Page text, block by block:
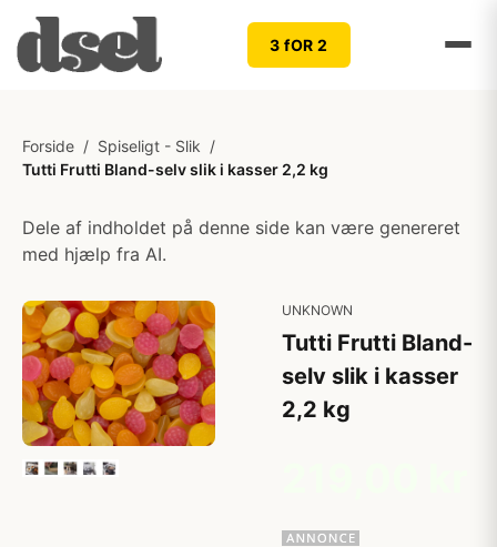
3 fOR 2
Forside / Spiseligt - Slik /
Tutti Frutti Bland-selv slik i kasser 2,2 kg
Dele af indholdet på denne side kan være genereret
med hjælp fra AI.
UNKNOWN
Tutti Frutti Bland-
selv slik i kasser
2,2 kg